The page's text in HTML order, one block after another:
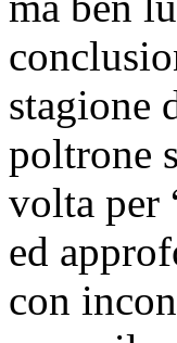
stagione
poltrone
volta per
ed
con